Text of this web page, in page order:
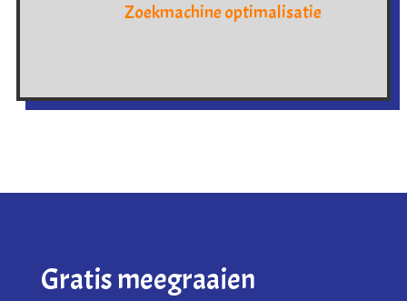
Zoekmachine optimalisatie
Gratis meegraaien